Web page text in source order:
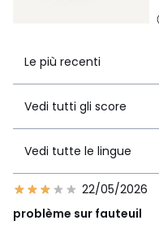
Le più recenti
Vedi tutti gli score
Vedi tutte le lingue
22/05/2026
problème sur fauteuil